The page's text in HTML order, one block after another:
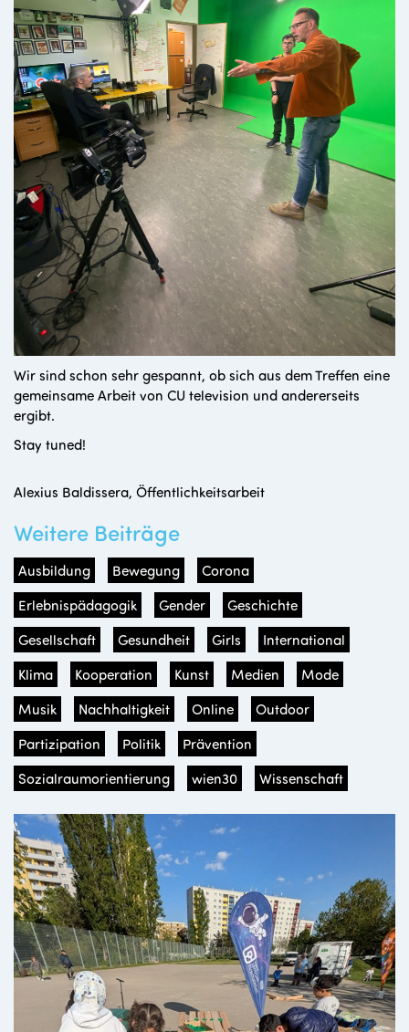
Wir sind schon sehr gespannt, ob sich aus dem Treffen eine
gemeinsame Arbeit von CU television und andererseits
ergibt.
Stay tuned!
Alexius Baldissera, Öffentlichkeitsarbeit
Weitere Beiträge
Ausbildung Bewegung
Corona
Erlebnispädagogik
Gender
Geschichte
Gesellschaft
Gesundheit Girls
International
Klima
Kooperation Kunst Medien
Mode
Musik
Nachhaltigkeit Online
Outdoor
Partizipation
Politik
Prävention
Sozialraumorientierung
wien30 Wissenschaft